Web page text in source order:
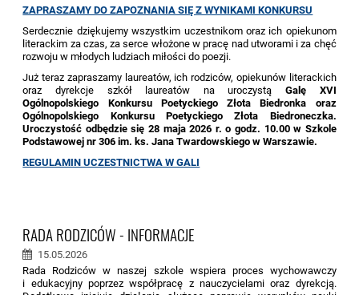
ZAPRASZAMY DO ZAPOZNANIA SIĘ Z WYNIKAMI KONKURSU
Serdecznie dziękujemy wszystkim uczestnikom oraz ich opiekunom
literackim za czas, za serce włożone w pracę nad utworami i za chęć
rozwoju w młodych ludziach miłości do poezji.
Już teraz zapraszamy laureatów, ich rodziców, opiekunów literackich
oraz dyrekcje szkół laureatów na uroczystąGalę XVI
Ogólnopolskiego Konkursu Poetyckiego Złota Biedronka oraz
Ogólnopolskiego Konkursu Poetyckiego Złota Biedroneczka.
Uroczystość odbędzie się 28 maja 2026 r. o godz. 10.00 w Szkole
Podstawowej nr 306 im. ks. Jana Twardowskiego w Warszawie.
REGULAMIN UCZESTNICTWA W GALI
RADA RODZICÓW - INFORMACJE
15.05.2026
Rada Rodziców w naszej szkole wspiera proces wychowawczy
i edukacyjny poprzez współpracę z nauczycielami oraz dyrekcją.